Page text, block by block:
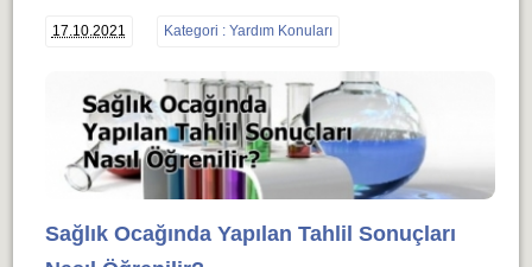
17.10.2021 Kategori : Yardım Konuları
Sağlık Ocağında Yapılan Tahlil Sonuçları